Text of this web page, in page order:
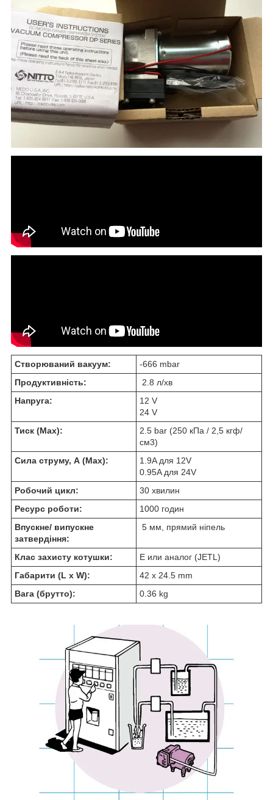
Створюваний вакуум:
-666 mbar
Продуктивність:
2.8 л/хв
Напруга:
12 V
24 V
Тиск (Max):
2.5 bar (250 кПа / 2,5 кгф/
см3)
Сила струму, А (Max):
1.9A для 12V
0.95A для 24V
Робочий цикл:
30 хвилин
Ресурс роботи:
1000 годин
Впускне/ випускне
затвердіння:
5 мм, прямий ніпель
Клас захисту котушки:
E или аналог (JETL)
Габарити (L x W):
42 x 24.5 mm
Вага (брутто):
0.36 kg